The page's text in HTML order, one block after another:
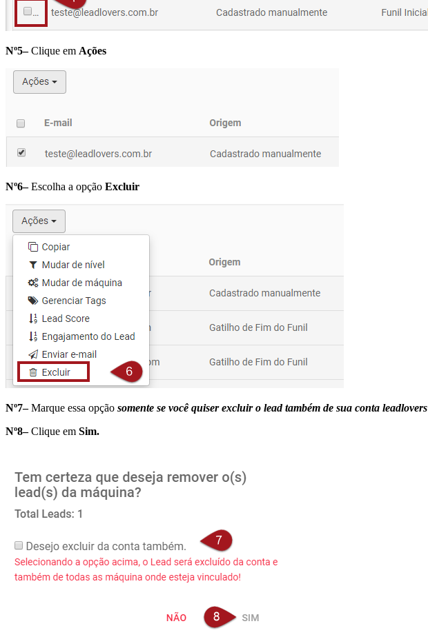
Nº5–Clique em Ações
Nº6–Escolha a opção Excluir
Nº7–Marque essa opção somente se você quiser excluir o lead também de sua conta leadlovers
Nº8–Clique em Sim.